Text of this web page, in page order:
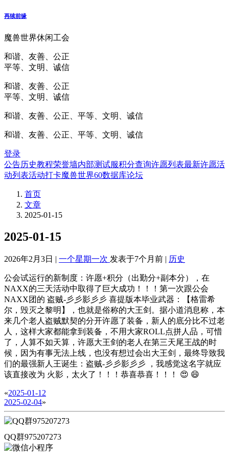
再续前缘
魔兽世界休闲工会
和谐、友善、公正
平等、文明、诚信
和谐、友善、公正
平等、文明、诚信
和谐、友善、公正、平等、文明、诚信
和谐、友善、公正、平等、文明、诚信
登录
公告历史教程荣誉墙内部测试服积分查询许愿列表最新许愿活
动列表活动打卡魔兽世界60数据库论坛
首页
文章
2025-01-15
2025-01-15
2026年2月3日 | 一个星期一次 发表于7个月前 | 历史
公会试运行的新制度：许愿+积分（出勤分+副本分），在
NAXX的三天活动中取得了巨大成功！！！第一次跟公会
NAXX团的 盗贼-彡彡影彡彡 喜提版本毕业武器：【格雷希
尔，毁灭之黎明】，也就是俗称的大王剑。据小道消息称，本
来几个老人盗贼默契的分开许愿了装备，新人的底分比不过老
人，这样大家都能拿到装备，不用大家ROLL点拼人品，可惜
了，人算不如天算，许愿大王剑的老人在第三天尾王战的时
候，因为有事无法上线，也没有想过会出大王剑，最终导致我
们的最强新人王诞生：盗贼-彡彡影彡彡 ，我感觉这名字就应
该直接改为 火影，太火了！！！恭喜恭喜！！！ 😍 😄
«2025-01-12
2025-02-04»
QQ群975207273